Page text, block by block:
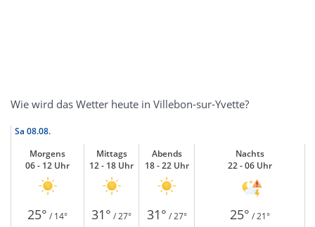
Wie wird das Wetter heute in Villebon-sur-Yvette?
Sa 08.08.
Morgens
06 - 12 Uhr
Mittags
12 - 18 Uhr
Abends
18 - 22 Uhr
Nachts
22 - 06 Uhr
25° / 14° 31° / 27° 31° / 27° 25° / 21°